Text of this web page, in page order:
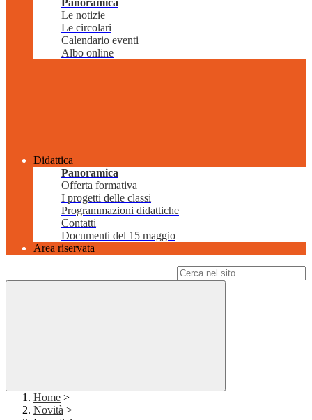
Panoramica
Le notizie
Le circolari
Calendario eventi
Albo online
Didattica
Panoramica
Offerta formativa
I progetti delle classi
Programmazioni didattiche
Contatti
Documenti del 15 maggio
Area riservata
Home >
Novità >